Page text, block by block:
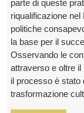
parte di queste
riqualificazione
politiche
la base per il
Osservando le
attraverso e oltre il
il processo è
trasformazione